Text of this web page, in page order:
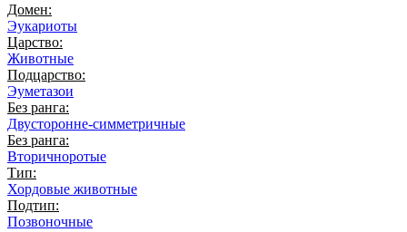
Домен:
Эукариоты
Царство:
Животные
Подцарство:
Эуметазои
Без ранга:
Двусторонне-симметричные
Без ранга:
Вторичноротые
Тип:
Хордовые животные
Подтип:
Позвоночные